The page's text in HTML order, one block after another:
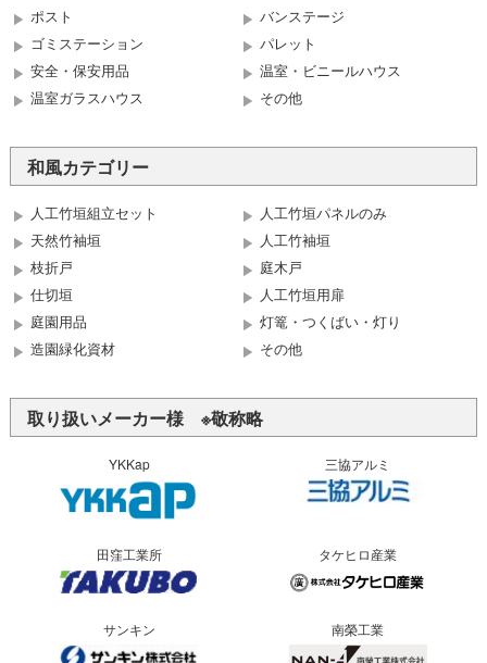
ポスト
バンステージ
ゴミステーション
パレット
安全・保安用品
温室・ビニールハウス
温室ガラスハウス
その他
和風カテゴリー
人工竹垣組立セット
人工竹垣パネルのみ
天然竹袖垣
人工竹袖垣
枝折戸
庭木戸
仕切垣
人工竹垣用扉
庭園用品
灯篭・つくばい・灯り
造園緑化資材
その他
取り扱いメーカー様 ※敬称略
YKKap 三協アルミ
田窪工業所 タケヒロ産業
サンキン 南榮工業